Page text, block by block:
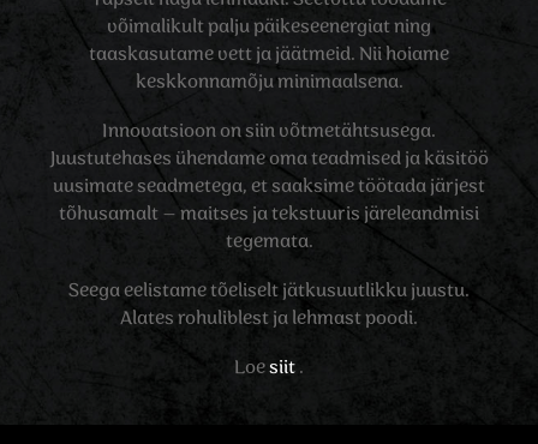
võimalikult palju päikeseenergiat ning
taaskasutame vett ja jäätmeid. Nii hoiame
keskkonnamõju minimaalsena.
Innovatsioon on siin võtmetähtsusega.
Juustutehases ühendame oma teadmised ja käsitöö
uusimate seadmetega, et saaksime töötada järjest
tõhusamalt – maitses ja tekstuuris järeleandmisi
tegemata.
Seega eelistame tõeliselt jätkusuutlikku juustu.
Alates rohuliblest ja lehmast poodi.
Loesiit.